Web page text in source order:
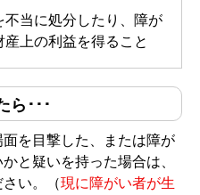
不当に処分したり、障が
上の利益を得ること
ら･･･
を目撃した、または障が
と疑いを持った場合は、
い。（現に障がい者が生